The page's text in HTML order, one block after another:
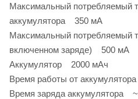
Максимальный потребляемый
аккумулятора 350 мА
Максимальный потребляемый
включенном заряде) 500 мА
Аккумулятор 2000 мАч
Время работы от
Время заряда аккумулятора